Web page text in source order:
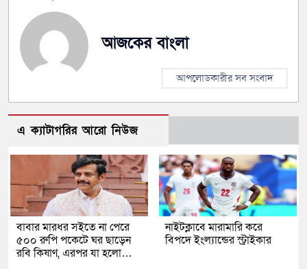
আজকের বাংলা
আপলোডকারীর সব সংবাদ
এ ক্যাটাগরির আরো নিউজ
বাবার মারধর সইতে না পেরে
৫০০ রুপি পকেটে ঘর ছাড়েন
রবি কিষাণ, এরপর যা হলো…
নাইটক্লাবে মারামারি করে
বিপদে ইংল্যান্ডের স্ট্রাইকার